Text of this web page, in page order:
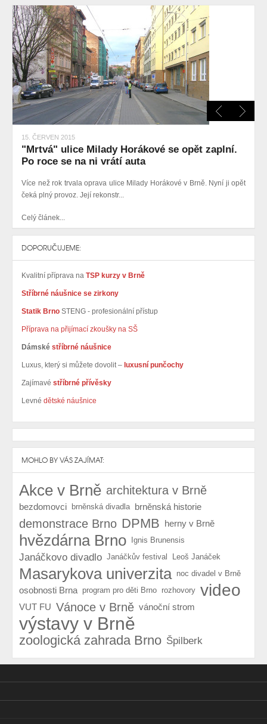
15. ČERVEN 2015
"Mrtvá" ulice Milady Horákové se opět zaplní.
Po roce se na ni vrátí auta
Více než rok trvala oprava ulice Milady Horákové v Brně. Nyní ji opět
čeká plný provoz. Její rekonstr...
Celý článek...
DOPORUČUJEME:
Kvalitní příprava na TSP kurzy v Brně
Stříbrné náušnice se zirkony
Statik Brno STENG - profesionální přístup
Příprava na přijímací zkoušky na SŠ
Dámské stříbrné náušnice
Luxus, který si můžete dovolit – luxusní punčochy
Zajímavé stříbrné přívěsky
Levné dětské náušnice
MOHLO BY VÁS ZAJÍMAT:
Akce v Brně architektura v Brně
bezdomovci brněnská divadla brněnská historie
demonstrace Brno DPMB herny v Brně
hvězdárna Brno Ignis Brunensis
Janáčkovo divadlo Janáčkův festival Leoš Janáček
Masarykova univerzita noc divadel v Brně
osobnosti Brna program pro děti Brno rozhovory video
VUT FU Vánoce v Brně vánoční strom
výstavy v Brně
zoologická zahrada Brno Špilberk